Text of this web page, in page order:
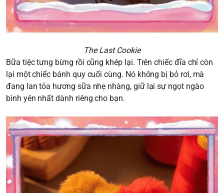
The Last Cookie
Bữa tiệc tưng bừng rồi cũng khép lại. Trên chiếc đĩa chỉ còn
lại một chiếc bánh quy cuối cùng. Nó không bị bỏ rơi, mà
đang lan tỏa hương sữa nhẹ nhàng, giữ lại sự ngọt ngào
bình yên nhất dành riêng cho bạn.